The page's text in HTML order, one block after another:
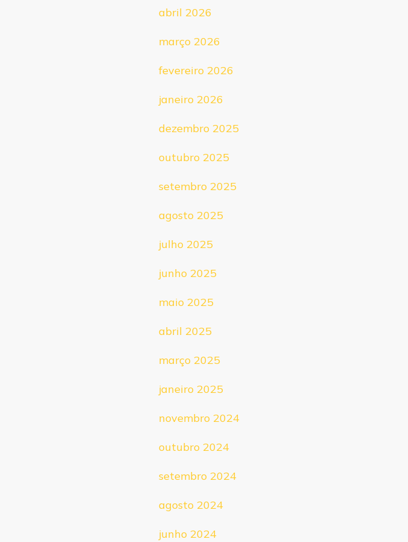
abril 2026
março 2026
fevereiro 2026
janeiro 2026
dezembro 2025
outubro 2025
setembro 2025
agosto 2025
julho 2025
junho 2025
maio 2025
abril 2025
março 2025
janeiro 2025
novembro 2024
outubro 2024
setembro 2024
agosto 2024
junho 2024